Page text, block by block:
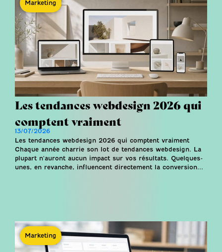
Marketing
Les tendances webdesign 2026 qui
comptent vraiment
13/07/2026
Les tendances webdesign 2026 qui comptent vraiment
Chaque année charrie son lot de tendances webdesign. La
plupart n'auront aucun impact sur vos résultats. Quelques-
unes, en revanche, influencent directement la conversion...
Marketing